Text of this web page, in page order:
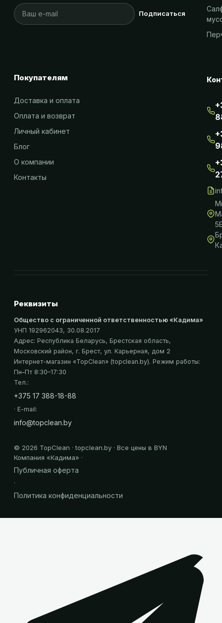
Подписаться
Покупателям
Доставка и оплата
Оплата и возврат
Личный кабинет
Блог
О компании
Контакты
Реквизиты
Общество с ограниченной ответственностью «Кадима»
УНП 192962043, 30.08.2017
Адрес: Республика Беларусь, Брестская область,
Московский район, г. Брест, ул. Карьерная, дом 2
Интернет-магазин «TopClean» (topclean.by). Режим работы:
Пн–Пт 8:30–17:30
Тел.:
+375 17 388-18-88
· E-mail:
info@topclean.by
© 2026 TopClean · topclean.by · Все цены в BYN
Компания «Кадима» ·
Публичная оферта
·
Политика конфиденциальности